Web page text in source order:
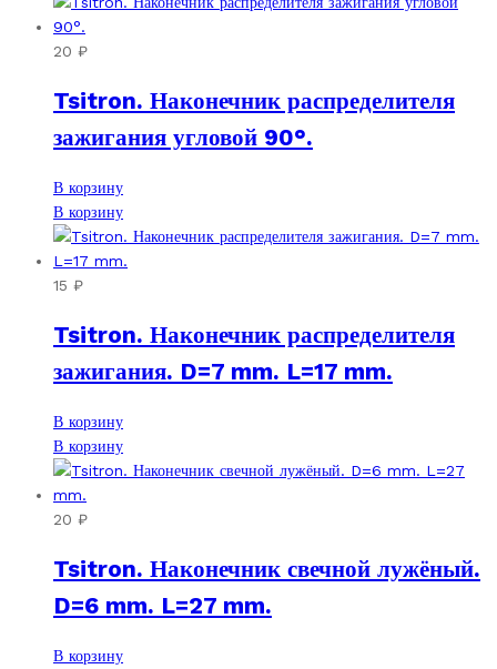
20 ₽
Tsitron. Наконечник распределителя
зажигания угловой 90°.
В корзину
В корзину
15 ₽
Tsitron. Наконечник распределителя
зажигания. D=7 mm. L=17 mm.
В корзину
В корзину
20 ₽
Tsitron. Наконечник свечной лужёный.
D=6 mm. L=27 mm.
В корзину